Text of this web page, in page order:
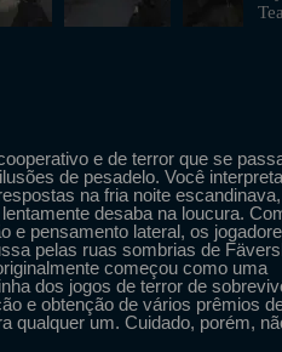
e de terror que se
de pesadelo. Você interpreta
na fria noite escandinava,
desaba na loucura.
e pensamento lateral, os
pelas ruas sombrias de
começou como uma
dos jogos de terror de
e obtenção de vários prêmios
qualquer um. Cuidado, porém,